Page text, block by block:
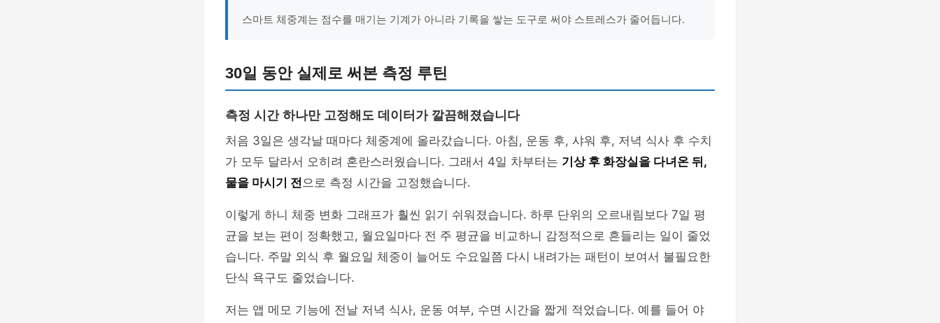
스마트 체중계는 점수를 매기는 기계가 아니라 기록을 쌓는 도구로 써야 스트레스가 줄어듭니다.
30일 동안 실제로 써본 측정 루틴
측정 시간 하나만 고정해도 데이터가 깔끔해졌습니다
처음 3일은 생각날 때마다 체중계에 올라갔습니다. 아침, 운동 후, 샤워 후, 저녁 식사 후 수치
가 모두 달라서 오히려 혼란스러웠습니다. 그래서 4일 차부터는 기상 후 화장실을 다녀온 뒤,
물을 마시기 전으로 측정 시간을 고정했습니다.
이렇게 하니 체중 변화 그래프가 훨씬 읽기 쉬워졌습니다. 하루 단위의 오르내림보다 7일 평
균을 보는 편이 정확했고, 월요일마다 전 주 평균을 비교하니 감정적으로 흔들리는 일이 줄었
습니다. 주말 외식 후 월요일 체중이 늘어도 수요일쯤 다시 내려가는 패턴이 보여서 불필요한
단식 욕구도 줄었습니다.
저는 앱 메모 기능에 전날 저녁 식사, 운동 여부, 수면 시간을 짧게 적었습니다. 예를 들어 야